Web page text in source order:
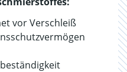
vor Verschleiß